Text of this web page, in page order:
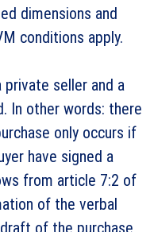
dimensions and
conditions apply.
seller and a
In other words: there
only occurs if
have signed a
from article 7:2 of
of the verbal
of the purchase